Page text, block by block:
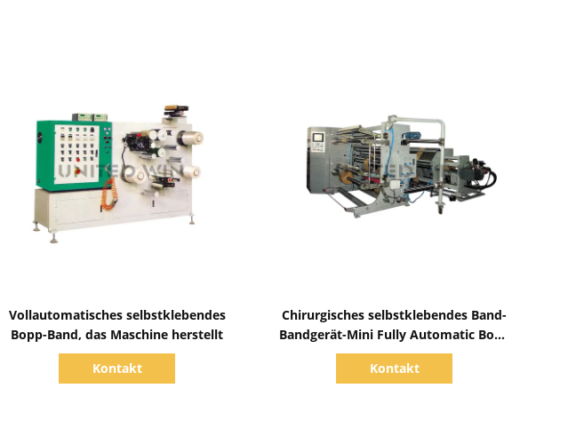
Vollautomatisches selbstklebendes
Bopp-Band, das Maschine herstellt
Kontakt
Chirurgisches selbstklebendes Band-
Bandgerät-Mini Fully Automatic Bopp
Tape-Aufschlitzen
Kontakt